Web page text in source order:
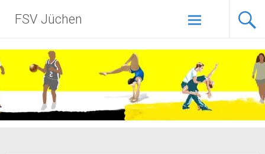
InhaltFSV Jüchen